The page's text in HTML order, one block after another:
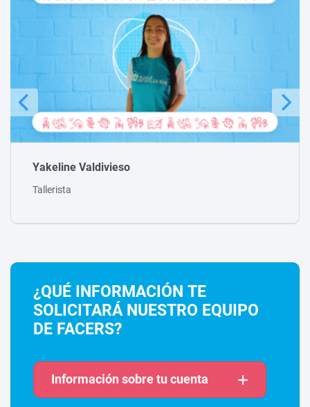
Nicolas Maldonado
Tallerista
¿QUÉ INFORMACIÓN TE
SOLICITARÁ NUESTRO EQUIPO
DE FACERS?
Información sobre tu cuenta